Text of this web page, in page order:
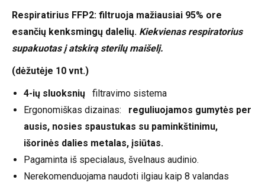
Respiratirius FFP2: filtruoja mažiausiai 95% ore
esančių kenksmingų dalelių. Kiekvienas respiratorius
supakuotas į atskirą sterilų maišelį.
(dėžutėje 10 vnt.)
4-ių sluoksnių
filtravimo sistema
Ergonomiškas dizainas: reguliuojamos gumytės per
ausis, nosies spaustukas su paminkštinimu,
išorinės dalies metalas, įsiūtas.
Pagaminta iš specialaus, švelnaus audinio.
Nerekomenduojama naudoti ilgiau kaip 8 valandas